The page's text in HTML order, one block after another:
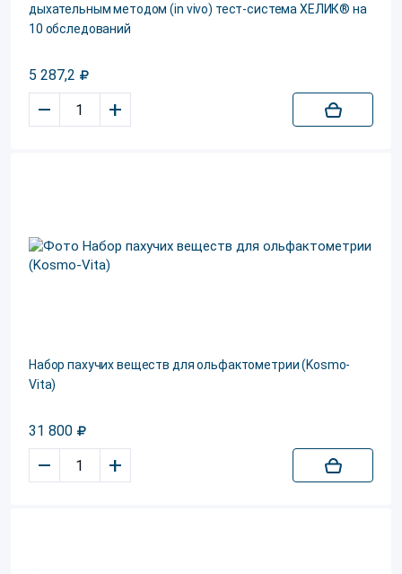
дыхательным методом (in vivo) тест-система ХЕЛИК® на
10 обследований
5 287,2
– +
Набор пахучих веществ для ольфактометрии (Kosmo-
Vita)
31 800
– +